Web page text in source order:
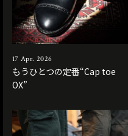
17 Apr. 2026
もうひとつの定番“Cap toe
OX”